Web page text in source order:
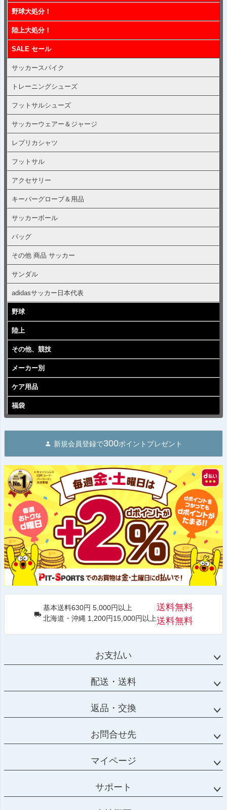
野球大処分！
陸上大処分！
SALE セール
サッカースパイク
トレーニングシューズ
フットサルシューズ
サッカーウェアー＆ジャージ
レプリカシャツ
フットサル
アクセサリー
キーパーグローブ＆用品
サッカーボール
バッグ
その他 商品 サッカー
サンダル
adidasサッカー日本代表
野球
陸上
その他、競技
メーカー別
ケア用品
福袋
新規会員登録で300ポイントプレゼント
基本送料630円 5,000円以上
北海道・沖縄 1,200円15,000円以上
送料無料
送料無料
お支払い
配送・送料
返品・交換
お問合せ先
マイページ
サポート